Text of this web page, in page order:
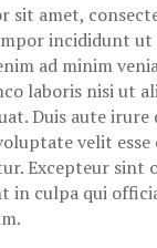
sit amet,
incididunt
ad minim
laboris nisi ut
Duis aute
velit esse
Excepteur sint
in culpa qui